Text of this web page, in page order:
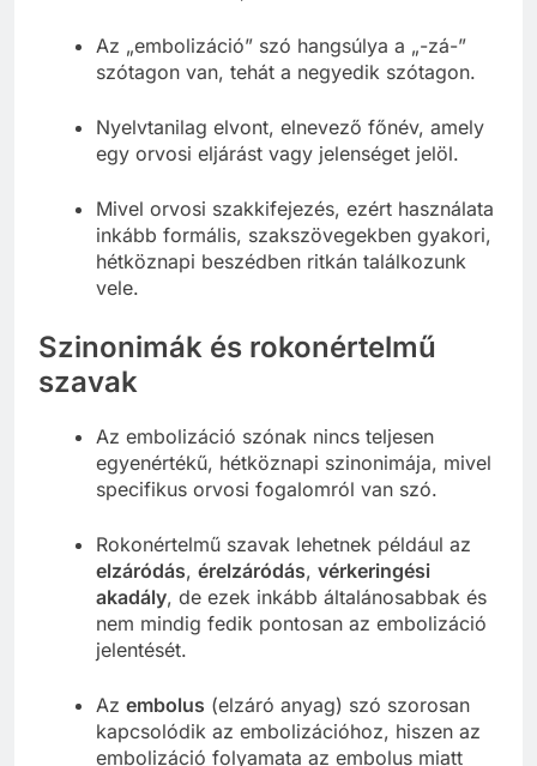
Az „embolizáció” szó hangsúlya a „-zá-”
szótagon van, tehát a negyedik szótagon.
Nyelvtanilag elvont, elnevező főnév, amely
egy orvosi eljárást vagy jelenséget jelöl.
Mivel orvosi szakkifejezés, ezért használata
inkább formális, szakszövegekben gyakori,
hétköznapi beszédben ritkán találkozunk
vele.
Szinonimák és rokonértelmű
szavak
Az embolizáció szónak nincs teljesen
egyenértékű, hétköznapi szinonimája, mivel
specifikus orvosi fogalomról van szó.
Rokonértelmű szavak lehetnek például az
elzáródás, érelzáródás, vérkeringési
akadály, de ezek inkább általánosabbak és
nem mindig fedik pontosan az embolizáció
jelentését.
Az embolus (elzáró anyag) szó szorosan
kapcsolódik az embolizációhoz, hiszen az
embolizáció folyamata az embolus miatt